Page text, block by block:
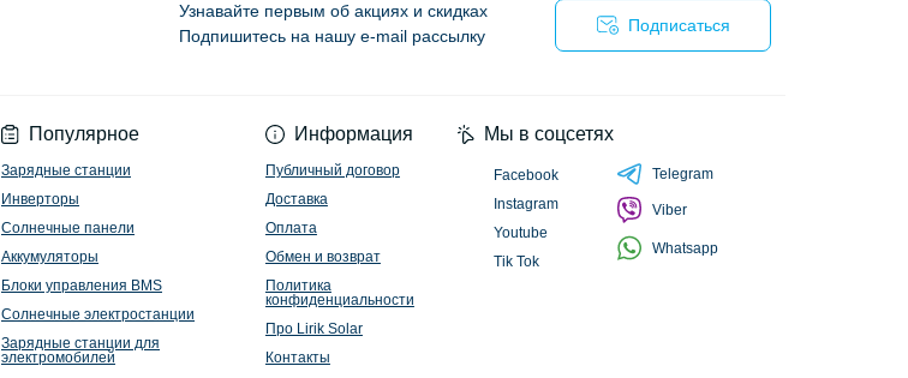
Узнавайте первым об акциях и скидках
Подпишитесь на нашу e-mail рассылку
Подписаться
Популярное
Зарядные станции
Инверторы
Солнечные панели
Аккумуляторы
Блоки управления BMS
Солнечные электростанции
Зарядные станции для
электромобилей
Информация
Публичный договор
Доставка
Оплата
Обмен и возврат
Политика
конфиденциальности
Про Lirik Solar
Контакты
Мы в соцсетях
Facebook
Instagram
Youtube
Tik Tok
Telegram
Viber
Whatsapp